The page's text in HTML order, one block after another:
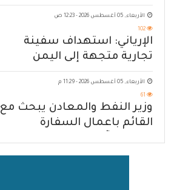
الأربعاء, 05 أغسطس 2026 - 12:23 ص
102
الإرياني: استهداف سفينة
تجارية متجهة إلى اليمن
يكشف حصار الحوثي للشعب
الأربعاء, 05 أغسطس 2026 - 11:29 م
61
وزير النفط والمعادن يبحث مع
القائم باعمال السفارة
المشترك